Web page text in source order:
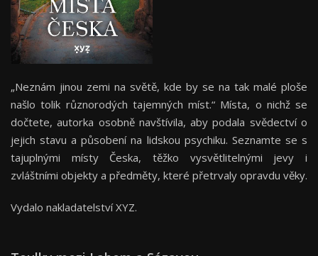
„Neznám jinou zemi na světě, kde by se na tak malé ploše
našlo tolik různorodých tajemných míst.“ Místa, o nichž se
dočtete, autorka osobně navštívila, aby podala svědectví o
jejich stavu a působení na lidskou psychiku. Seznamte se s
tajuplnými místy Česka, těžko vysvětlitelnými jevy i
zvláštními objekty a předměty, které přetrvaly opravdu věky.
Vydalo nakladatelství XYZ.